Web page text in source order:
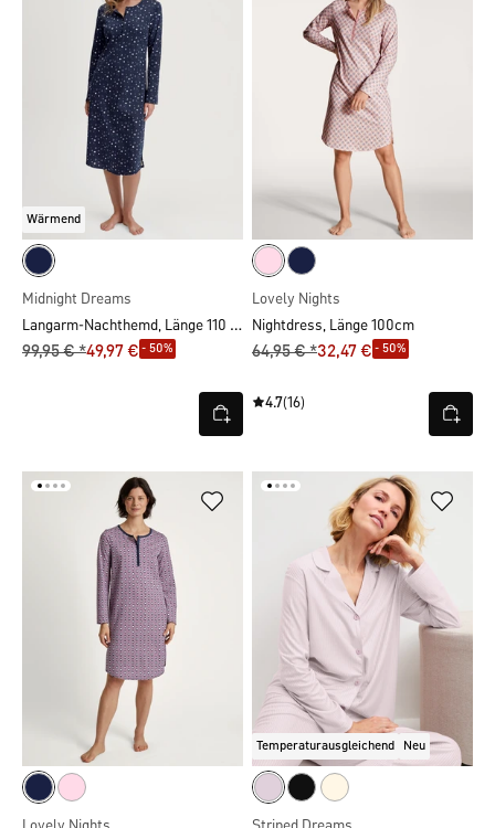
Wärmend
Midnight Dreams
Langarm-Nachthemd, Länge 110 cm
99,95 € *49,97 € - 50%
Lovely Nights
Nightdress, Länge 100cm
64,95 € *32,47 € - 50%
4.7(16)
Temperaturausgleichend Neu